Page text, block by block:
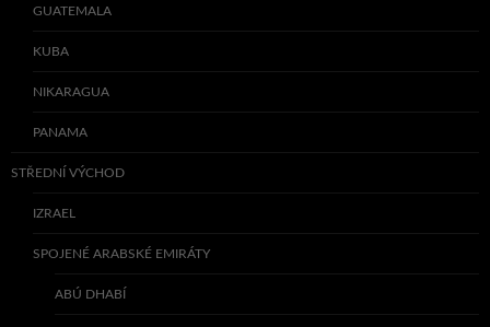
GUATEMALA
KUBA
NIKARAGUA
PANAMA
STŘEDNÍ VÝCHOD
IZRAEL
SPOJENÉ ARABSKÉ EMIRÁTY
ABÚ DHABÍ